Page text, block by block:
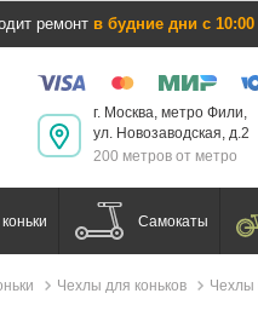
ремонт в будние дни с
г. Москва, метро Фили,
ул. Новозаводская, д.2
200 метров от метро
Самокаты
Чехлы для коньков Чехлы